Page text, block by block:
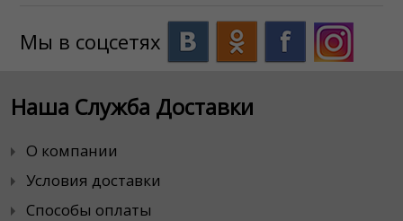
Мы в соцсетях
Наша Служба Доставки
О компании
Условия доставки
Способы оплаты